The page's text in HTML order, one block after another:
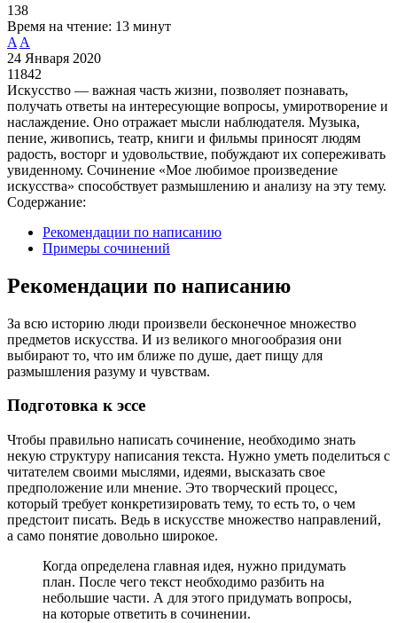
138
Время на чтение: 13 минут
A A
24 Января 2020
11842
Искусство — важная часть жизни, позволяет познавать,
получать ответы на интересующие вопросы, умиротворение и
наслаждение. Оно отражает мысли наблюдателя. Музыка,
пение, живопись, театр, книги и фильмы приносят людям
радость, восторг и удовольствие, побуждают их сопереживать
увиденному. Сочинение «Мое любимое произведение
искусства» способствует размышлению и анализу на эту тему.
Содержание:
Рекомендации по написанию
Примеры сочинений
Рекомендации по написанию
За всю историю люди произвели бесконечное множество
предметов искусства. И из великого многообразия они
выбирают то, что им ближе по душе, дает пищу для
размышления разуму и чувствам.
Подготовка к эссе
Чтобы правильно написать сочинение, необходимо знать
некую структуру написания текста. Нужно уметь поделиться с
читателем своими мыслями, идеями, высказать свое
предположение или мнение. Это творческий процесс,
который требует конкретизировать тему, то есть то, о чем
предстоит писать. Ведь в искусстве множество направлений,
а само понятие довольно широкое.
Когда определена главная идея, нужно придумать
план. После чего текст необходимо разбить на
небольшие части. А для этого придумать вопросы,
на которые ответить в сочинении.